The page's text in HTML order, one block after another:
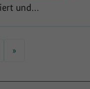
und
Unter anderem
der
»